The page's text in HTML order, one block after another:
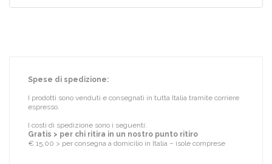
Spese di spedizione:
I prodotti sono venduti e consegnati in tutta Italia tramite corriere
espresso.
I costi di spedizione sono i seguenti:
Gratis > per chi ritira in un nostro punto ritiro
€ 15,00 > per consegna a domicilio in Italia – isole comprese